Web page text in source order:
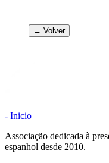
← Volver
- Inicio
Associação dedicada à
espanhol desde 2010.